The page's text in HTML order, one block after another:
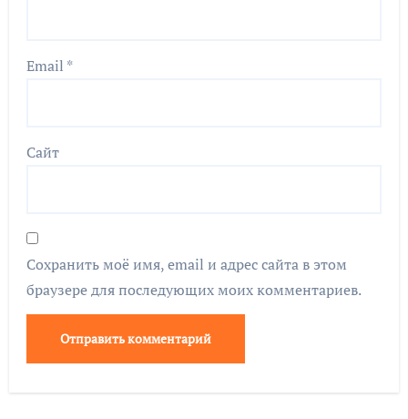
Email *
Сайт
Сохранить моё имя, email и адрес сайта в этом
браузере для последующих моих комментариев.